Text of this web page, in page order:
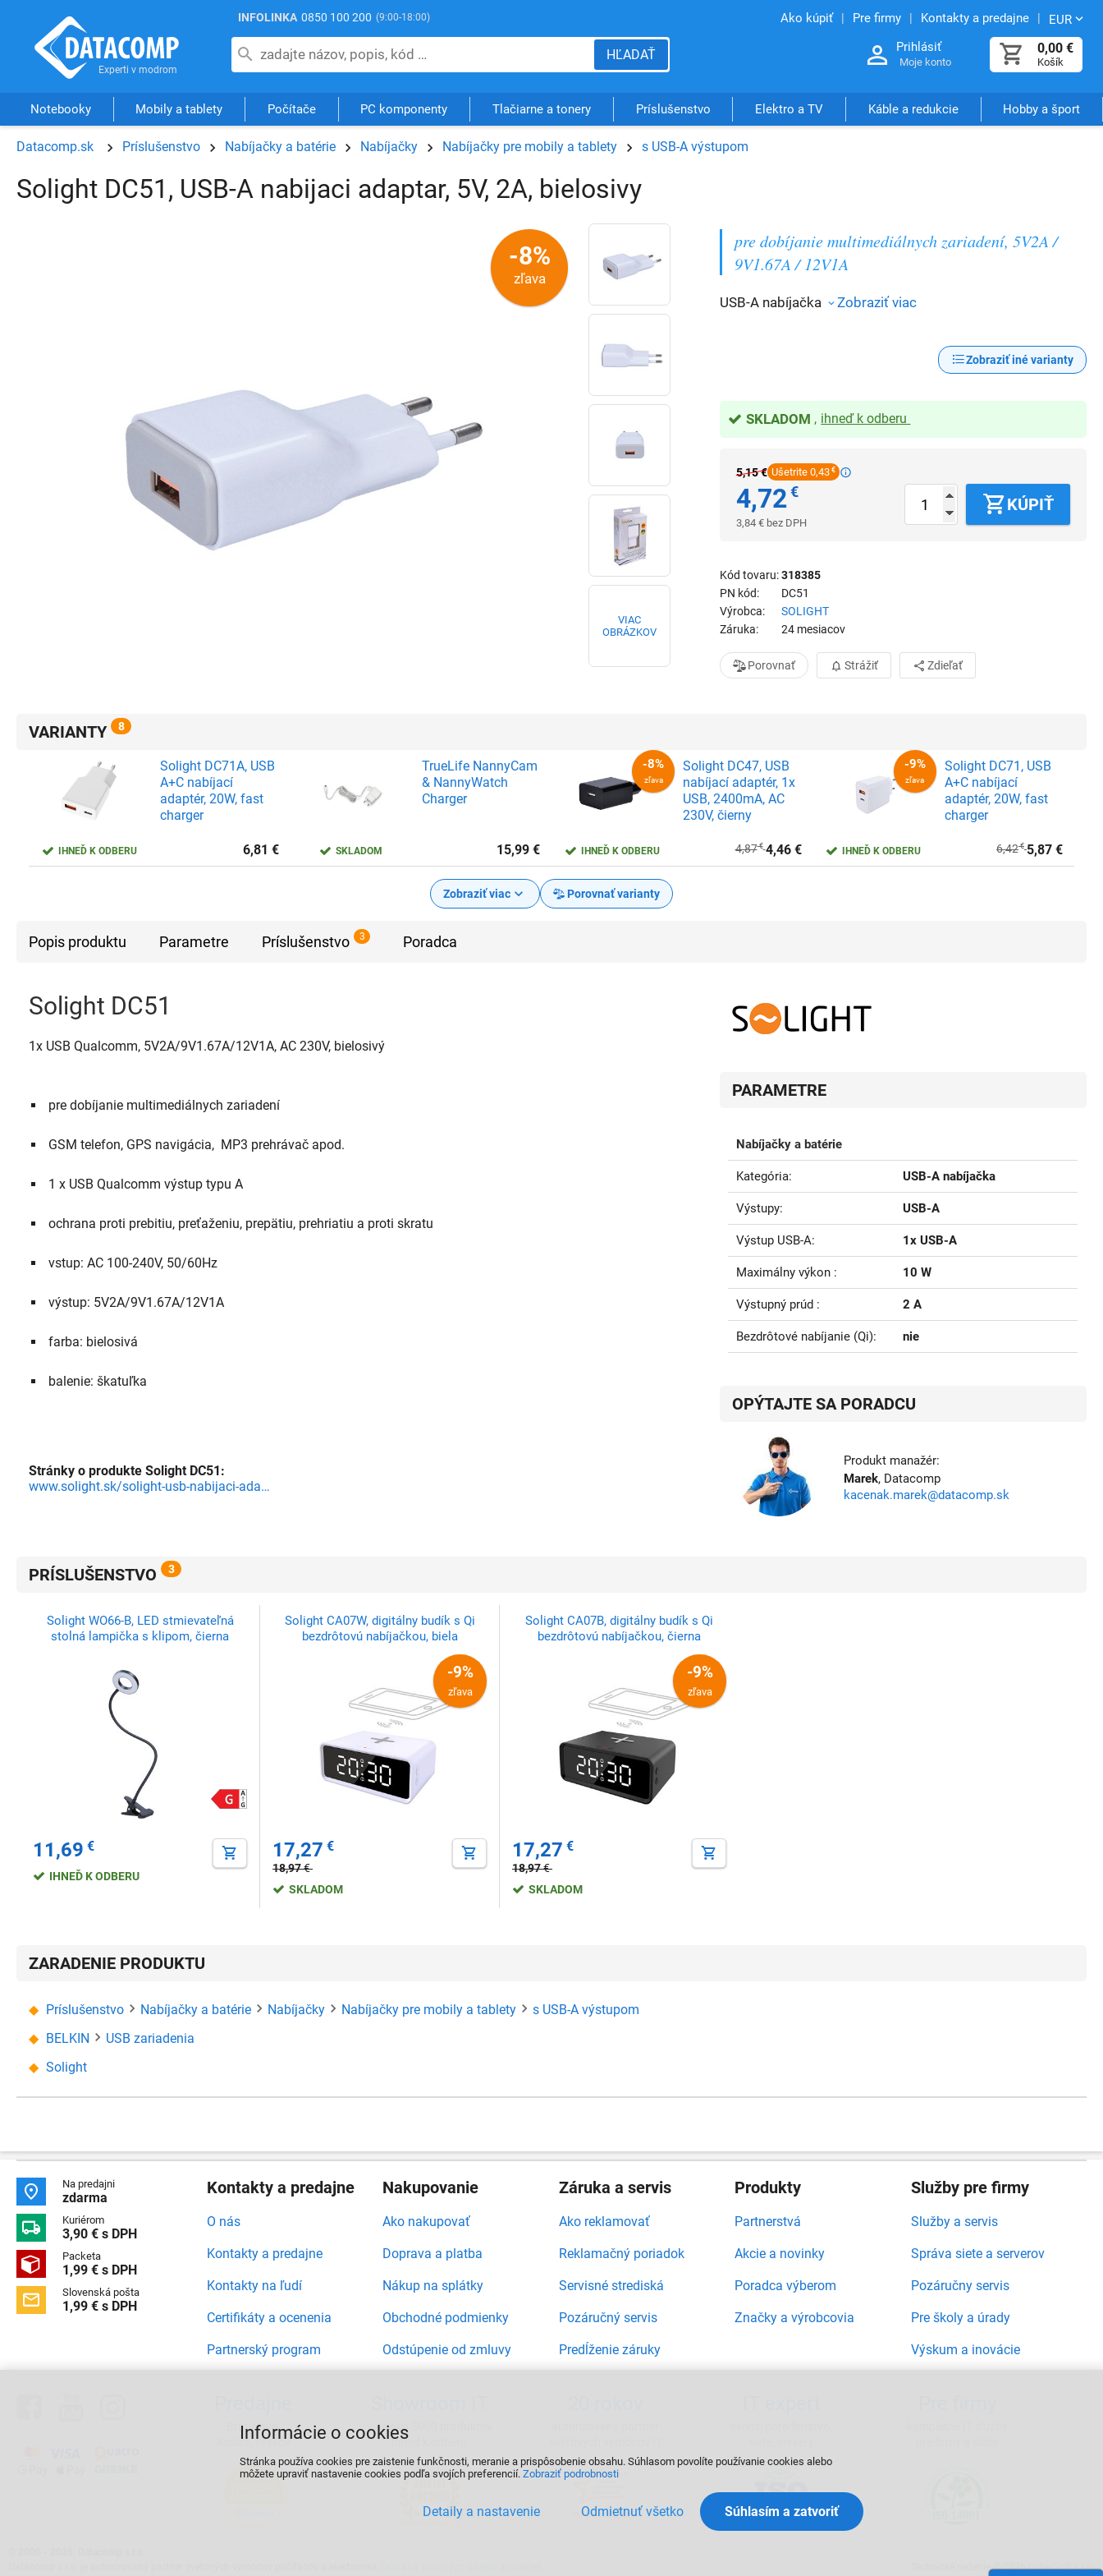
INFOLINKA 0850 100 200 (9:00-18:00) Ako kúpiť Pre firmy Kontakty a predajne EUR
0,00 €
Košík
Prihlásiť
Moje konto
HĽADAŤ
Notebooky Mobily a tablety Počítače PC komponenty Tlačiarne a tonery Príslušenstvo Elektro a TV Káble a redukcie Hobby a šport
Datacomp.sk Príslušenstvo Nabíjačky a batérie Nabíjačky Nabíjačky pre mobily a tablety s USB-A výstupom
Solight DC51, USB-A nabijaci adaptar, 5V, 2A, bielosivy
VIAC
OBRÁZKOV
-8%
zľava
pre dobíjanie multimediálnych zariadení, 5V2A /
9V1.67A / 12V1A
USB-A nabíjačka Zobraziť viac
Zobraziť iné varianty
SKLADOM ihneď k odberu
5,15€ Ušetrite 0,43 €
4,72€
3,84 € bez DPH
KÚPIŤ
Kód tovaru 318385
PN kód
DC51
Výrobca
SOLIGHT
Záruka
24 mesiacov
Porovnať Strážiť Zdieľať
VARIANTY 8
IHNEĎ K ODBERU
Solight DC71A, USB
A+C nabíjací
adaptér, 20W, fast
charger
6,81 € SKLADOM
TrueLife NannyCam
& NannyWatch
Charger
15,99 € IHNEĎ K ODBERU
Solight DC47, USB
nabíjací adaptér, 1x
USB, 2400mA, AC
230V, čierny
4,46€
4,87€ IHNEĎ K ODBERU
Solight DC71, USB
A+C nabíjací
adaptér, 20W, fast
charger
5,87 €
6,42€
Zobraziť viac Porovnať varianty
Popis produktu Parametre Príslušenstvo 3 Poradca
Solight DC51
1x USB Qualcomm, 5V2A/9V1.67A/12V1A, AC 230V, bielosivý
pre dobíjanie multimediálnych zariadení
GSM telefon, GPS navigácia,  MP3 prehrávač apod.
1 x USB Qualcomm výstup typu A
ochrana proti prebitiu, preťaženiu, prepätiu, prehriatiu a proti skratu
vstup: AC 100-240V, 50/60Hz
výstup: 5V2A/9V1.67A/12V1A
farba: bielosivá
balenie: škatuľka
Stránky o produkte Solight DC51:
www.solight.sk/solight-usb-nabijaci-adapter-fast-charge-1x-usb-qualcomm-5v2a-9v1-5a-12v1a-
PARAMETRE
Nabíjačky a batérie
Kategória USB-A nabíjačka
Výstupy USB-A
Výstup USB-A 1x USB-A
Maximálny výkon 10 W
Výstupný prúd 2 A
Bezdrôtové nabíjanie (Qi) nie
OPÝTAJTE SA PORADCU
Produkt manažér:
Marek, Datacomp
kacenak.marek@datacomp.sk
PRÍSLUŠENSTVO 3
Solight WO66-B, LED stmievateľná
stolná lampička s klipom, čierna
11,69 €
IHNEĎ K ODBERU
Solight CA07W, digitálny budík s Qi
bezdrôtovú nabíjačkou, biela
-9%
zľava
17,27 €
18,97€
SKLADOM
Solight CA07B, digitálny budík s Qi
bezdrôtovú nabíjačkou, čierna
-9%
zľava
17,27 €
18,97€
SKLADOM
ZARADENIE PRODUKTU
Príslušenstvo Nabíjačky a batérie Nabíjačky Nabíjačky pre mobily a tablety
s USB-A výstupom
BELKIN
USB zariadenia
Solight
 Na predajni
zdarma
 Kuriérom
3,90 € s DPH
 Packeta
1,99 € s DPH
 Slovenská pošta
1,99 € s DPH
Kontakty a predajne
O nás
Kontakty a predajne
Kontakty na ľudí
Certifikáty a ocenenia
Partnerský program
Nakupovanie
Ako nakupovať
Doprava a platba
Nákup na splátky
Obchodné podmienky
Odstúpenie od zmluvy
Záruka a servis
Ako reklamovať
Reklamačný poriadok
Servisné strediská
Pozáručný servis
Predĺženie záruky
Produkty
Partnerstvá
Akcie a novinky
Poradca výberom
Značky a výrobcovia
Služby pre firmy
Služby a servis
Správa siete a serverov
Pozáručny servis
Pre školy a úrady
Výskum a inovácie
Bratislava,
Košice, Prešov
viac ako 5000 produktov
ihneď k odberu
Technické riešenie © 2026CyberSoft s.r.o.
Informácie o cookies
Stránka používa cookies pre zaistenie funkčnosti, meranie a prispôsobenie obsahu. Súhlasom povolíte používanie cookies alebo
môžete upraviť nastavenie cookies podľa svojích preferencií. Zobraziť podrobnosti
Detaily a nastavenie Odmietnuť všetko Súhlasím a zatvoriť